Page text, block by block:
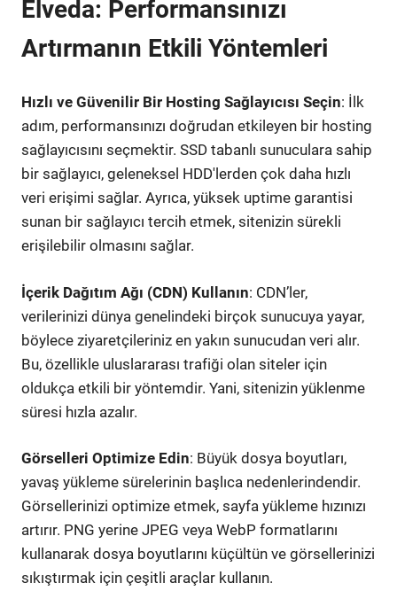
Elveda: Performansınızı
Artırmanın Etkili Yöntemleri
Hızlı ve Güvenilir Bir Hosting Sağlayıcısı Seçin: İlk
adım, performansınızı doğrudan etkileyen bir hosting
sağlayıcısını seçmektir. SSD tabanlı sunuculara sahip
bir sağlayıcı, geleneksel HDD'lerden çok daha hızlı
veri erişimi sağlar. Ayrıca, yüksek uptime garantisi
sunan bir sağlayıcı tercih etmek, sitenizin sürekli
erişilebilir olmasını sağlar.
İçerik Dağıtım Ağı (CDN) Kullanın: CDN’ler,
verilerinizi dünya genelindeki birçok sunucuya yayar,
böylece ziyaretçileriniz en yakın sunucudan veri alır.
Bu, özellikle uluslararası trafiği olan siteler için
oldukça etkili bir yöntemdir. Yani, sitenizin yüklenme
süresi hızla azalır.
Görselleri Optimize Edin: Büyük dosya boyutları,
yavaş yükleme sürelerinin başlıca nedenlerindendir.
Görsellerinizi optimize etmek, sayfa yükleme hızınızı
artırır. PNG yerine JPEG veya WebP formatlarını
kullanarak dosya boyutlarını küçültün ve görsellerinizi
sıkıştırmak için çeşitli araçlar kullanın.